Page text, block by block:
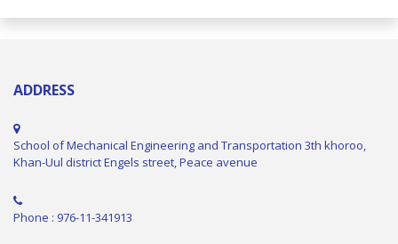
ADDRESS
School of Mechanical Engineering and Transportation 3th khoroo,
Khan-Uul district Engels street, Peace avenue
Phone : 976-11-341913